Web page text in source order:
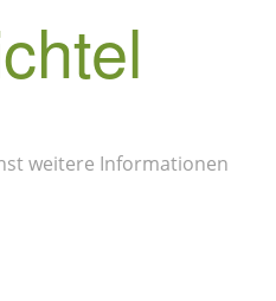
weitere Informationen